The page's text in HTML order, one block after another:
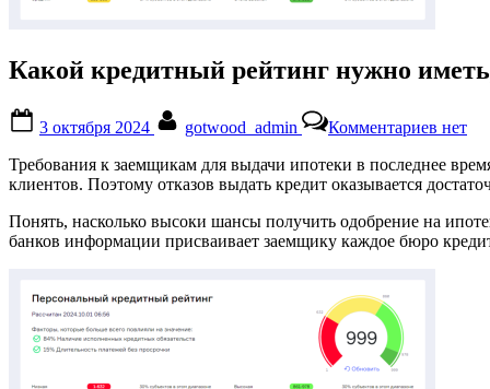
Какой кредитный рейтинг нужно
on
3 октября 2024 gotwood_admin Комментариевзаписи
иметь,
чтобы
нет
Требования к заемщикам для выдачи ипотеки в последнее
клиентов. Поэтому отказов выдать кредит оказывается
Понять, насколько высоки шансы получить одобрение на
банков информации присваивает заемщику каждое бюро